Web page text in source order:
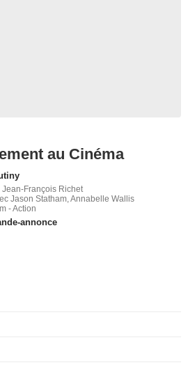
au Cinéma
Jean-François Richet
Jason Statham, Annabelle Wallis
- Action
annonce